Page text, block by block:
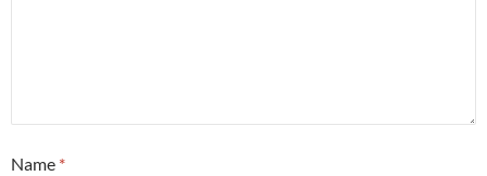
Name *